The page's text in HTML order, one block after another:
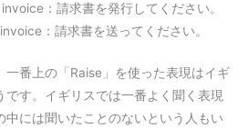
：請求書を発行してください。
：請求書を送ってください。
一番上の「Raise」を使った表現はイギ
です。イギリスでは一番よく聞く表現
中には聞いたことのないという人もい